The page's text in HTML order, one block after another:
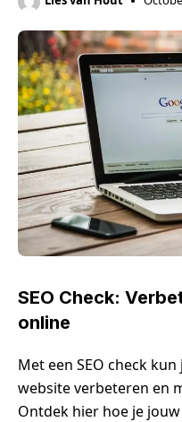
SEO Check:
online
Met een SEO check
website verbeteren en
Ontdek hier hoe je